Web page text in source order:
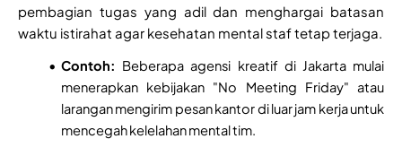
pembagian tugas yang adil dan menghargai batasan
waktu istirahat agar kesehatan mental staf tetap terjaga.
Contoh: Beberapa agensi kreatif di Jakarta mulai
menerapkan kebijakan "No Meeting Friday" atau
larangan mengirim pesan kantor di luar jam kerja untuk
mencegah kelelahan mental tim.